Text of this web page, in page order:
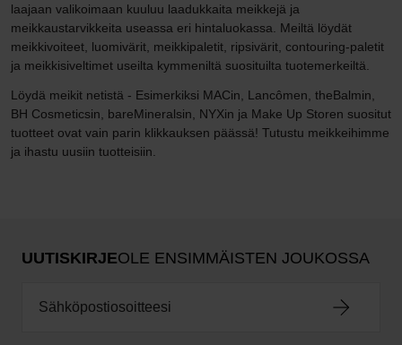
laajaan valikoimaan kuuluu laadukkaita meikkejä ja
meikkaustarvikkeita useassa eri hintaluokassa. Meiltä löydät
meikkivoiteet, luomivärit, meikkipaletit, ripsivärit, contouring-paletit
ja meikkisiveltimet useilta kymmeniltä suosituilta tuotemerkeiltä.
Löydä meikit netistä - Esimerkiksi MACin, Lancômen, theBalmin,
BH Cosmeticsin, bareMineralsin, NYXin ja Make Up Storen suositut
tuotteet ovat vain parin klikkauksen päässä! Tutustu meikkeihimme
ja ihastu uusiin tuotteisiin.
UUTISKIRJEOLE ENSIMMÄISTEN JOUKOSSA